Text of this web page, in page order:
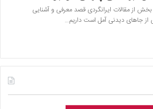
بخش از مقالات ایرانگردی قصد معرفی و آشنایی
از جاهای دیدنی آمل است داریم…